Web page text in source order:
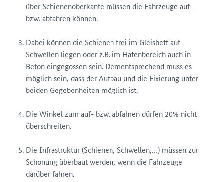
über Schienenoberkante müssen die Fahrzeuge auf-
bzw. abfahren können.
Dabei können die Schienen frei im Gleisbett auf
Schwellen liegen oder z.B. im Hafenbereich auch in
Beton eingegossen sein. Dementsprechend muss es
möglich sein, dass der Aufbau und die Fixierung unter
beiden Gegebenheiten möglich ist.
Die Winkel zum auf- bzw. abfahren dürfen 20% nicht
überschreiten.
Die Infrastruktur (Schienen, Schwellen,…) müssen zur
Schonung überbaut werden, wenn die Fahrzeuge
darüber fahren.